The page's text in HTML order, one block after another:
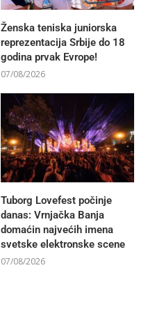
Ženska teniska juniorska
reprezentacija Srbije do 18
godina prvak Evrope!
07/08/2026
Tuborg Lovefest počinje
danas: Vrnjačka Banja
domaćin najvećih imena
svetske elektronske scene
07/08/2026